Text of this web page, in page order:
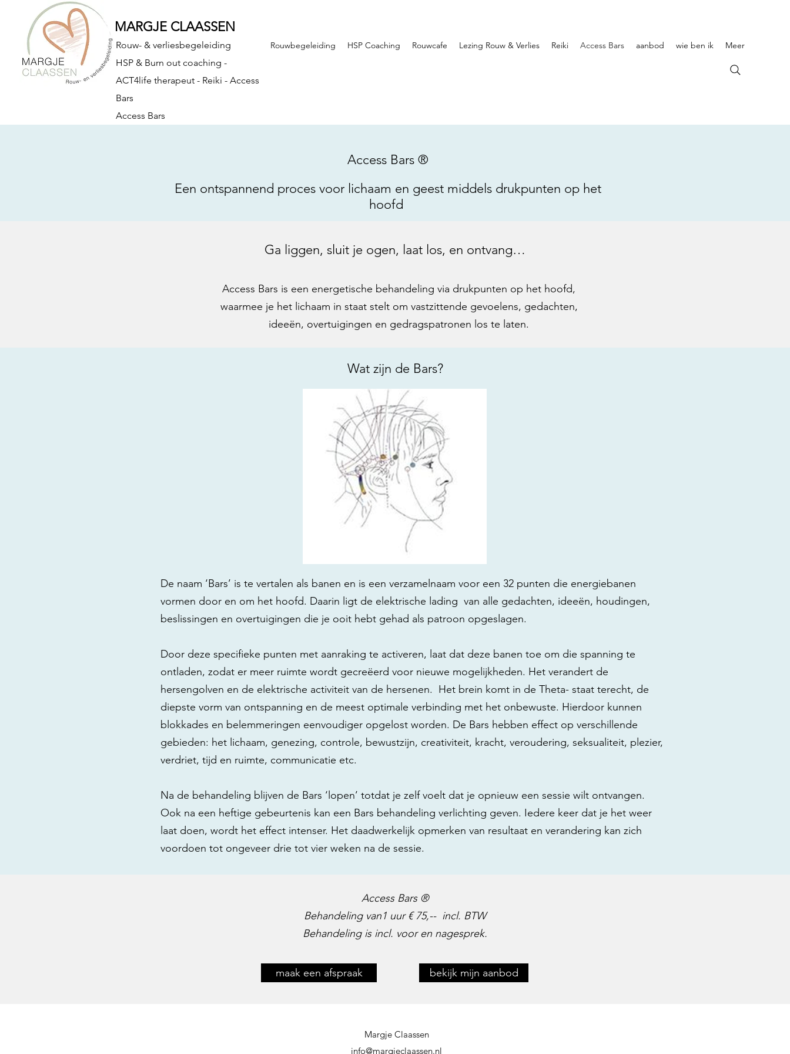
​MARGJE CLAASSEN
Rouw- & verliesbegeleiding
HSP & Burn out coaching -
ACT4life therapeut - Reiki - Access
Bars
Access Bars
Rouwbegeleiding HSP Coaching Rouwcafe Lezing Rouw & Verlies Reiki Access Bars aanbod wie ben ik Meer
Access Bars ®
Een ontspannend proces voor lichaam en geest middels drukpunten op het
hoofd
Ga liggen, sluit je ogen, laat los, en ontvang…
Access Bars is een energetische behandeling via drukpunten op het hoofd,
waarmee je het lichaam in staat stelt om vastzittende gevoelens, gedachten,
ideeën, overtuigingen en gedragspatronen los te laten.
Wat zijn de Bars?
De naam ‘Bars’ is te vertalen als banen en is een verzamelnaam voor een 32 punten die energiebanen
vormen door en om het hoofd. Daarin ligt de elektrische lading van alle gedachten, ideeën, houdingen,
beslissingen en overtuigingen die je ooit hebt gehad als patroon opgeslagen.
Door deze specifieke punten met aanraking te activeren, laat dat deze banen toe om die spanning te
ontladen, zodat er meer ruimte wordt gecreëerd voor nieuwe mogelijkheden. Het verandert de
hersengolven en de elektrische activiteit van de hersenen. Het brein komt in de Theta- staat terecht, de
diepste vorm van ontspanning en de meest optimale verbinding met het onbewuste. Hierdoor kunnen
blokkades en belemmeringen eenvoudiger opgelost worden. De Bars hebben effect op verschillende
gebieden: het lichaam, genezing, controle, bewustzijn, creativiteit, kracht, veroudering, seksualiteit, plezier,
verdriet, tijd en ruimte, communicatie etc.
Na de behandeling blijven de Bars ‘lopen’ totdat je zelf voelt dat je opnieuw een sessie wilt ontvangen.
Ook na een heftige gebeurtenis kan een Bars behandeling verlichting geven. Iedere keer dat je het weer
laat doen, wordt het effect intenser. Het daadwerkelijk opmerken van resultaat en verandering kan zich
voordoen tot ongeveer drie tot vier weken na de sessie.
Access Bars ®
Behandeling van1 uur € 75,-- incl. BTW
Behandeling is incl. voor en nagesprek.
maak een afspraak bekijk mijn aanbod
Margje Claassen
info@margjeclaassen.nl